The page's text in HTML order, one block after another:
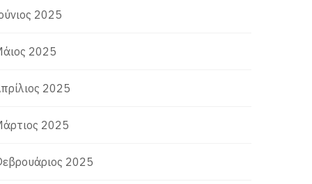
2025
2025
2025
2025
2025